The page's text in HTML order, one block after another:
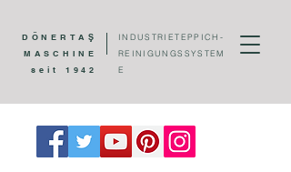
DÖNERTAŞ
MASCHINE
seit 1942
INDUSTRIETEPPICH-
REINIGUNGSSYSTEM
E